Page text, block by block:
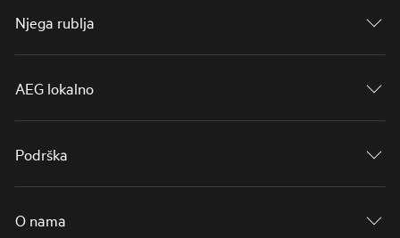
Njega rublja
AEG lokalno
Podrška
O nama